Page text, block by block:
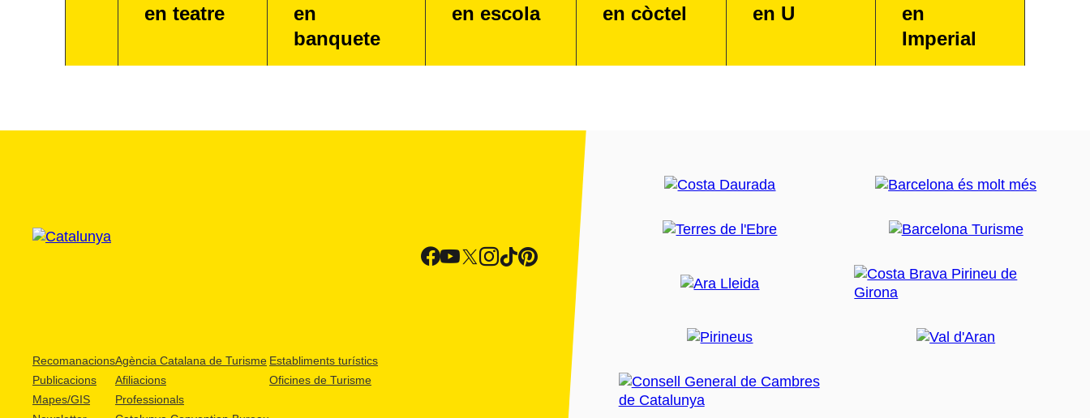
en teatre
en
banquete
en escola
en còctel
en U
en
Imperial
Recomanacions
Publicacions
Mapes/GIS
Agència Catalana de Turisme
Afiliacions
Professionals
Establiments turístics
Oficines de Turisme